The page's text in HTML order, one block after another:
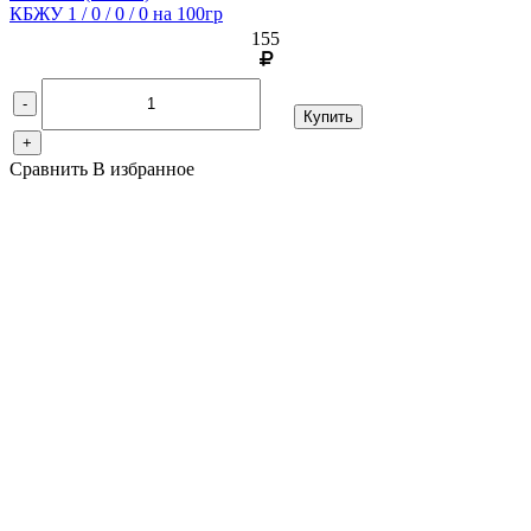
КБЖУ 1 / 0 / 0 / 0 на 100гр
155
-
+
Купить
Сравнить В избранное